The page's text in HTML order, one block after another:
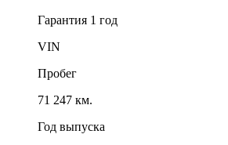
Гарантия 1 год
VIN
Пробег
71 247 км.
Год выпуска